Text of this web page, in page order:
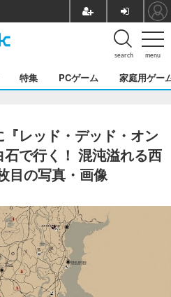
menu
search
特集 PCゲーム 家庭用ゲー
『レッド・デッド・オン
で行く！ 混沌溢れる西
目の写真・画像